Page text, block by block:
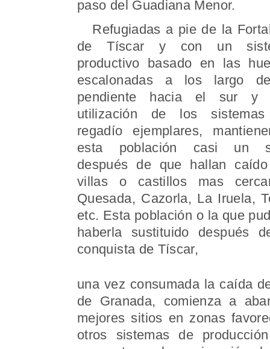
paso del Guadiana Menor.
Refugiadas a pie de la
de Tíscar y con un
productivo basado en las
escalonadas a los largo
pendiente hacia el sur y
utilización de los
regadío ejemplares,
esta población casi un
después de que hallan
villas o castillos mas
Quesada, Cazorla, La Iruela,
etc. Esta población o la que
haberla sustituido después
conquista de Tíscar,
una vez consumada la caída
de Granada, comienza a
mejores sitios en zonas
otros sistemas de